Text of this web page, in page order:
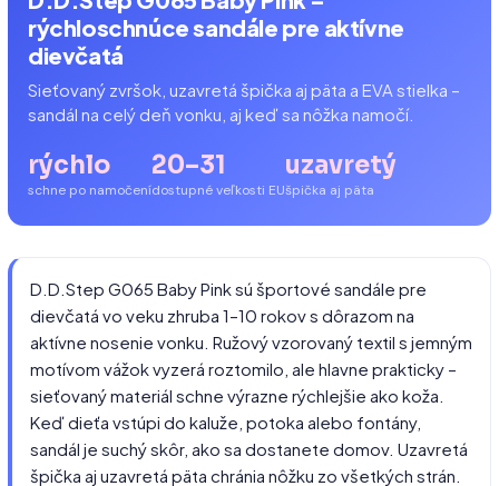
rýchloschnúce sandále pre aktívne
dievčatá
Sieťovaný zvršok, uzavretá špička aj päta a EVA stielka –
sandál na celý deň vonku, aj keď sa nôžka namočí.
rýchlo
schne po namočení
20–31
dostupné veľkosti EU
uzavretý
špička aj päta
D.D.Step G065 Baby Pink sú športové sandále pre
dievčatá vo veku zhruba 1–10 rokov s dôrazom na
aktívne nosenie vonku. Ružový vzorovaný textil s jemným
motívom vážok vyzerá roztomilo, ale hlavne prakticky –
sieťovaný materiál schne výrazne rýchlejšie ako koža.
Keď dieťa vstúpi do kaluže, potoka alebo fontány,
sandál je suchý skôr, ako sa dostanete domov. Uzavretá
špička aj uzavretá päta chránia nôžku zo všetkých strán.